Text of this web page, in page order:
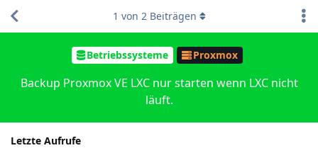
Betriebssysteme Proxmox
Backup Proxmox VE LXC nur starten wenn LXC nicht
läuft.
Letzte Aufrufe
1 von 2Beiträgen